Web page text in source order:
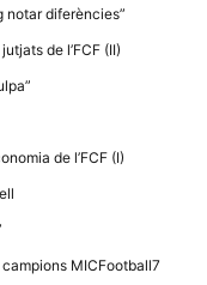
notar diferències”
de l’FCF (II)
de l’FCF (I)
MICFootball7